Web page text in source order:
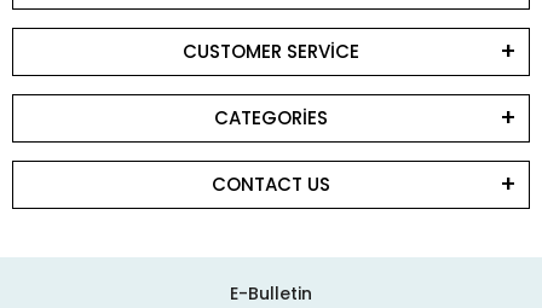
CUSTOMER SERVİCE
CATEGORİES
CONTACT US
E-Bulletin